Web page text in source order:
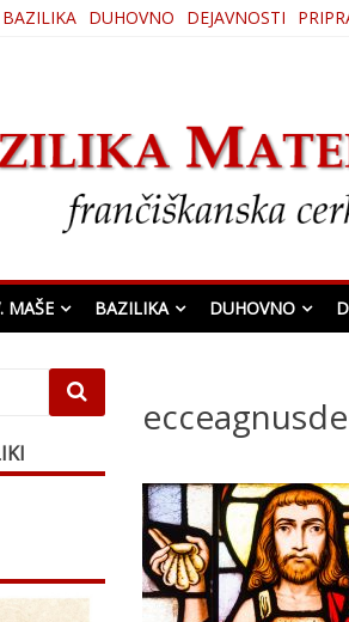
BAZILIKA DUHOVNO DEJAVNOSTI
MAŠE BAZILIKA DUHOVNO